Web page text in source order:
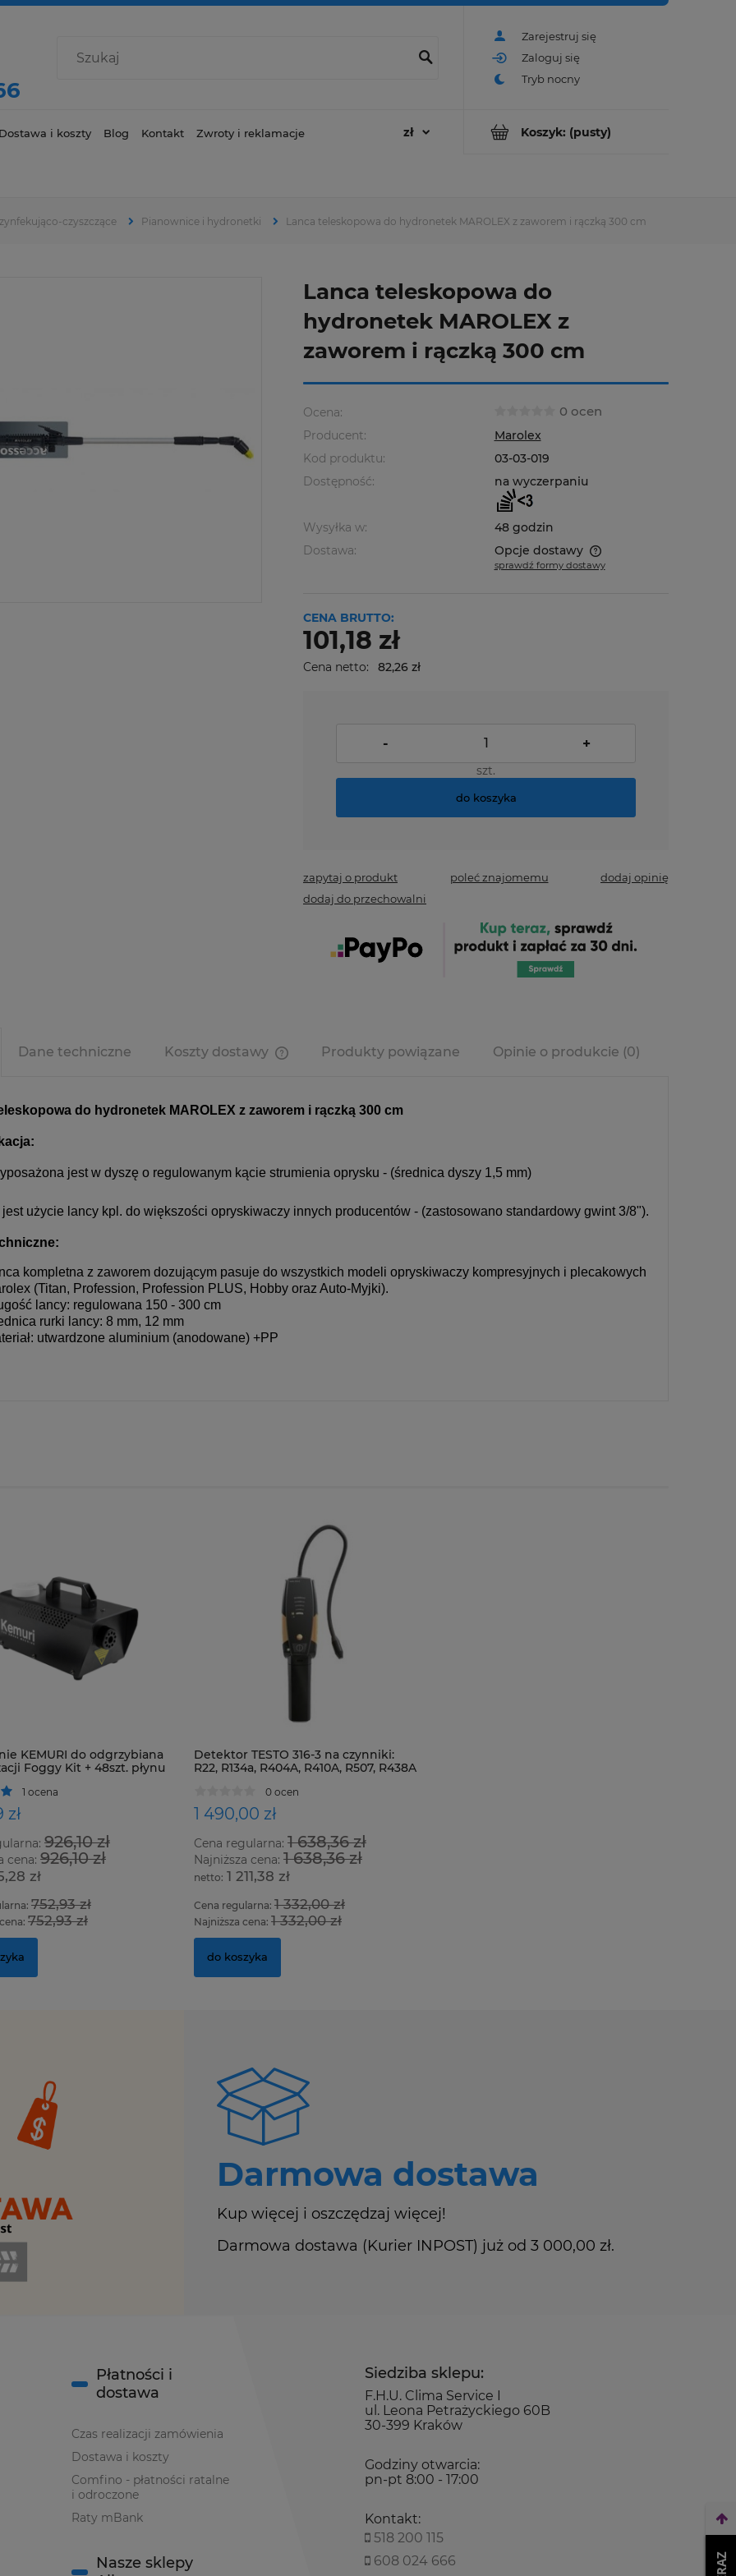
Zarejestruj się
Zaloguj się
Koszyk: (pusty)
i koszty Blog Kontakt Zwroty i reklamacje
czyszczące Pianownice i hydronetki Lanca teleskopowa do hydronetek MAROLEX z zaworem i rączką 300 cm
Lanca teleskopowa do
hydronetek MAROLEX z
zaworem i rączką 300 cm
Ocena: 0 ocen
Producent:
Marolex
Kod produktu:
03-03-019
Dostępność:
na wyczerpaniu
Wysyłka w:
48 godzin
Dostawa:
Opcje dostawy
sprawdź formy dostawy
CENA BRUTTO:
101,18 zł
Cena netto: 82,26 zł
- +
szt.
do koszyka
zapytaj o produkt poleć znajomemu
dodaj opinię
dodaj do przechowalni
Dane techniczne Koszty dostawy
kosztów płatności
Produkty powiązane Opinie o produkcie (0)
do hydronetek MAROLEX z zaworem i rączką 300 cm
jest w dyszę o regulowanym kącie strumienia oprysku - (średnica dyszy 1,5 mm)
użycie lancy kpl. do większości opryskiwaczy innych producentów - (zastosowano standardowy gwint 3/8").
kompletna z zaworem dozującym pasuje do wszystkich modeli opryskiwaczy kompresyjnych i plecakowych
(Titan, Profession, Profession PLUS, Hobby oraz Auto-Myjki).
lancy: regulowana 150 - 300 cm
rurki lancy: 8 mm, 12 mm
utwardzone aluminium (anodowane) +PP
KEMURI do odgrzybiana
Foggy Kit + 48szt. płynu
1 ocena
zł
926,10 zł
cena: 926,10 zł
zł
752,93 zł
752,93 zł
Detektor TESTO 316-3 na czynniki:
R22, R134a, R404A, R410A, R507, R438A
0 ocen
1 490,00 zł
Cena regularna: 1 638,36 zł
Najniższa cena: 1 638,36 zł
1 211,38 zł
Cena regularna: 1 332,00 zł
Najniższa cena: 1 332,00 zł
do koszyka
Darmowa dostawa
Kup więcej i oszczędzaj więcej!
Darmowa dostawa (Kurier INPOST) już od 3 000,00 zł.
Siedziba sklepu:
F.H.U. Clima Service I
ul. Leona Petrażyckiego 60B
30-399 Kraków
Godziny otwarcia:
pn-pt 8:00 - 17:00
Kontakt:
518 200 115
608 024 666
Płatności i
dostawa
Czas realizacji zamówienia
Dostawa i koszty
Comfino - płatności ratalne
i odroczone
Raty mBank
Nasze sklepy